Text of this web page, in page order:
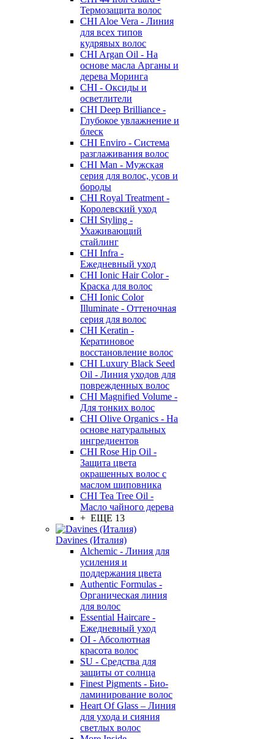
Термозащита волос
CHI Aloe Vera - Линия
для всех типов
кудрявых волос
CHI Argan Oil - На
основе масла Арганы и
дерева Моринга
CHI - Оксиды и
осветлители
CHI Deep Brilliance -
Глубокое увлажнение и
блеск
CHI Enviro - Система
разглаживания волос
CHI Man - Мужская
серия для волос, усов и
бороды
CHI Royal Treatment -
Королевский уход
CHI Styling -
Ухаживающий
стайлинг
CHI Infra -
Ежедневный уход
CHI Ionic Hair Color -
Краска для волос
CHI Ionic Color
Illuminate - Оттеночная
серия для волос
CHI Keratin -
Кератиновое
восстановление волос
CHI Luxury Black Seed
Oil - Линия уходов для
поврежденных волос
CHI Magnified Volume -
Для тонких волос
CHI Olive Organics - На
основе натуральных
ингредиентов
CHI Rose Hip Oil -
Защита цвета
окрашенных волос с
маслом шиповника
CHI Tea Tree Oil -
Масло чайного дерева
+ ЕЩЕ 13
Davines (Италия)
Alchemic - Линия для
усиления и
поддержания цвета
Authentic Formulas -
Органическая линия
для волос
Essential Haircare -
Eжедневный уход
OI - Абсолютная
красота волос
SU - Средства для
защиты от солнца
Finest Pigments - Био-
ламинирование волос
Heart Of Glass – Линия
для ухода и сияния
светлых волос